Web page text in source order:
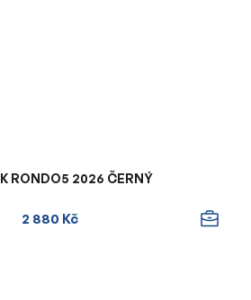
RONDO5 2026 ČERNÝ
2 880 Kč